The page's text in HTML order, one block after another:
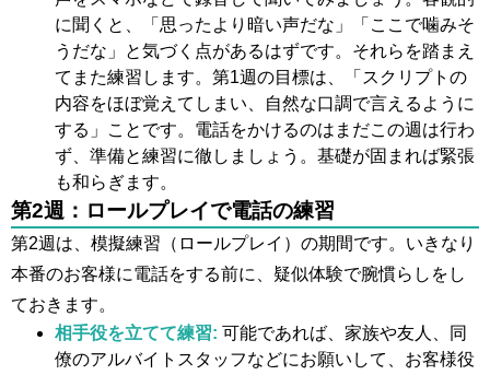
に聞くと、「思ったより暗い声だな」「ここで噛みそ
うだな」と気づく点があるはずです。それらを踏まえ
てまた練習します。第1週の目標は、「スクリプトの
内容をほぼ覚えてしまい、自然な口調で言えるように
する」ことです。電話をかけるのはまだこの週は行わ
ず、準備と練習に徹しましょう。基礎が固まれば緊張
も和らぎます。
第2週：ロールプレイで電話の練習
第2週は、模擬練習（ロールプレイ）の期間です。いきなり
本番のお客様に電話をする前に、疑似体験で腕慣らしをし
ておきます。
相手役を立てて練習: 可能であれば、家族や友人、同
僚のアルバイトスタッフなどにお願いして、お客様役